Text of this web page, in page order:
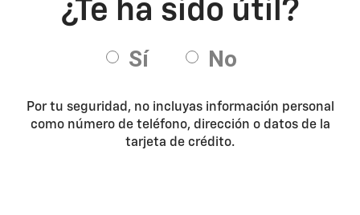
Por tu seguridad, no incluyas información personal
como número de teléfono, dirección o datos de la
tarjeta de crédito.